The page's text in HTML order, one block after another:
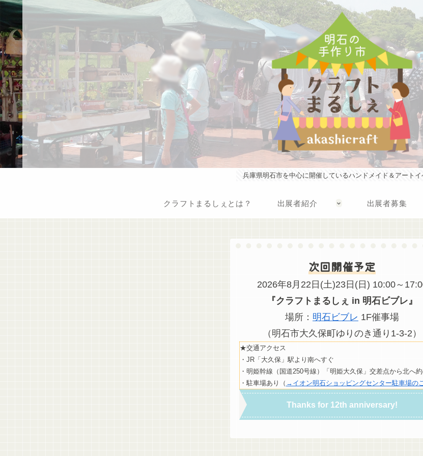
兵庫県明石市を中心に開催しているハンドメイド＆アートイ
クラフトまるしぇとは？ 出展者紹介 出展者募集
次回開催予定
2026年8月22日(土)23日(日) 10:00～
『クラフトまるしぇ in 明石ビブレ』
場所： 明石ビブレ 1F催事場
（明石市大久保町ゆりのき通り1-3-2）
★交通アクセス
・JR「大久保」駅より南へすぐ
・明姫幹線（国道250号線）「明姫大久保」交差点から北へ
・駐車場あり（ →イオン明石ショッピングセンター駐車場の
Thanks for 12th anniversary!